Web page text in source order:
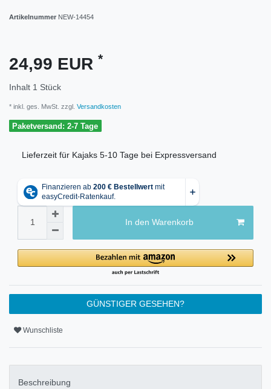
Artikelnummer NEW-14454
24,99 EUR *
Inhalt 1 Stück
* inkl. ges. MwSt. zzgl. Versandkosten
Paketversand: 2-7 Tage
Lieferzeit für Kajaks 5-10 Tage bei Expressversand
In den Warenkorb
GÜNSTIGER GESEHEN?
Wunschliste
Beschreibung